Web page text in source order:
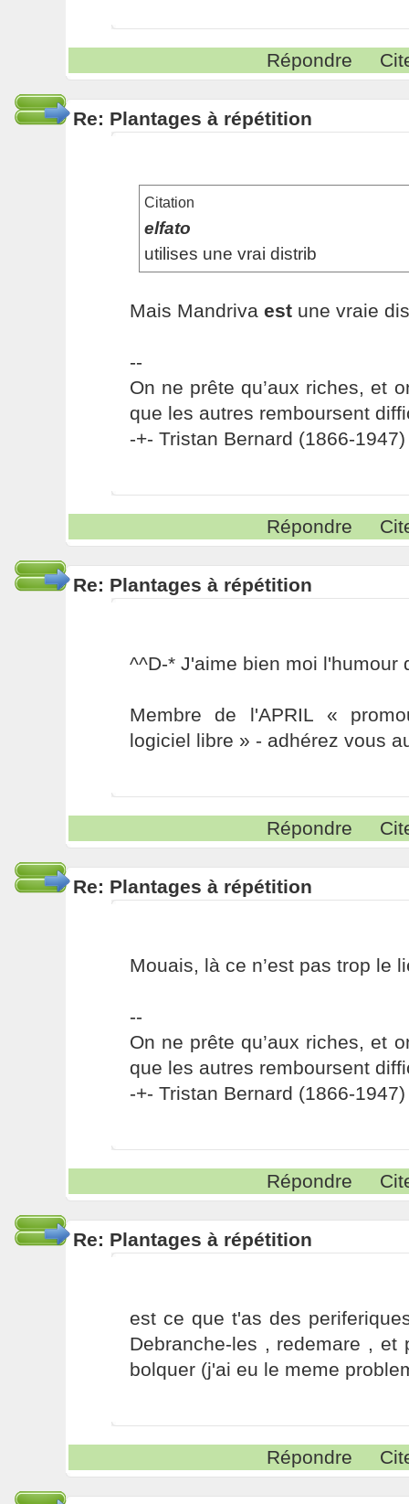
Répondre
Re: Plantages à répétition
Citation
elfato
utilises une vrai distrib
Mais Mandriva estune vraie
--
On ne prête qu’aux riches, et
que les autres remboursent
-+- Tristan Bernard (1866-1947)
Répondre
Re: Plantages à répétition
^^D-* J'aime bien moi l'humour
Membre de l'APRIL «
logiciel libre » - adhérez vous
Répondre
Re: Plantages à répétition
Mouais, là ce n’est pas trop le
--
On ne prête qu’aux riches, et
que les autres remboursent
-+- Tristan Bernard (1866-1947)
Répondre
Re: Plantages à répétition
est ce que t'as des
Debranche-les , redemare , et
bolquer (j'ai eu le meme
Répondre